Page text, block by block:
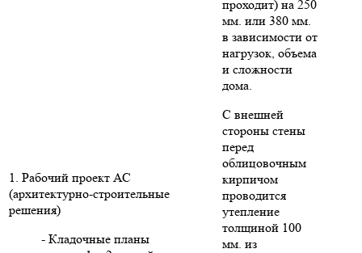
1. Рабочий проект АС
(архитектурно-строительные
решения)
- Кладочные планы
проходит) на 250
мм. или 380 мм.
в зависимости от
нагрузок, объема
и сложности
дома.
С внешней
стороны стены
перед
облицовочным
кирпичом
проводится
утепление
толщиной 100
мм. из